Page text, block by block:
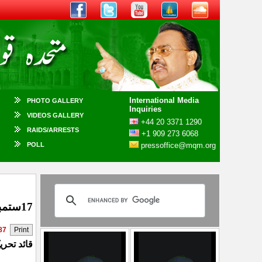
PHOTO GALLERY
International Media
Inquiries
+44 20 3371 1290
+1 909 273 6068
pressoffice@mqm.org
VIDEOS GALLERY
RAIDS/ARRESTS
POLL
17ستمبر۔۔۔ عظیم قائد کاجنم دن ( تحریر :۔ نعیم زئی )
قائد تحریک الطاف